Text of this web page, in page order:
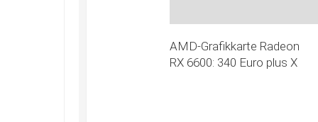
AMD-Grafikkarte Radeon
RX 6600: 340 Euro plus X